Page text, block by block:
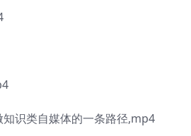
识类自媒体的一条路径,mp4